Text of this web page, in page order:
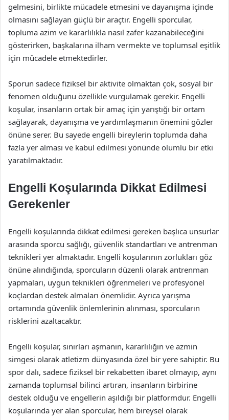
gelmesini, birlikte mücadele etmesini ve dayanışma içinde
olmasını sağlayan güçlü bir araçtır. Engelli sporcular,
topluma azim ve kararlılıkla nasıl zafer kazanabileceğini
gösterirken, başkalarına ilham vermekte ve toplumsal eşitlik
için mücadele etmektedirler.
Sporun sadece fiziksel bir aktivite olmaktan çok, sosyal bir
fenomen olduğunu özellikle vurgulamak gerekir. Engelli
koşular, insanların ortak bir amaç için yarıştığı bir ortam
sağlayarak, dayanışma ve yardımlaşmanın önemini gözler
önüne serer. Bu sayede engelli bireylerin toplumda daha
fazla yer alması ve kabul edilmesi yönünde olumlu bir etki
yaratılmaktadır.
Engelli Koşularında Dikkat Edilmesi
Gerekenler
Engelli koşularında dikkat edilmesi gereken başlıca unsurlar
arasında sporcu sağlığı, güvenlik standartları ve antrenman
teknikleri yer almaktadır. Engelli koşularının zorlukları göz
önüne alındığında, sporcuların düzenli olarak antrenman
yapmaları, uygun teknikleri öğrenmeleri ve profesyonel
koçlardan destek almaları önemlidir. Ayrıca yarışma
ortamında güvenlik önlemlerinin alınması, sporcuların
risklerini azaltacaktır.
Engelli koşular, sınırları aşmanın, kararlılığın ve azmin
simgesi olarak atletizm dünyasında özel bir yere sahiptir. Bu
spor dalı, sadece fiziksel bir rekabetten ibaret olmayıp, aynı
zamanda toplumsal bilinci artıran, insanların birbirine
destek olduğu ve engellerin aşıldığı bir platformdur. Engelli
koşularında yer alan sporcular, hem bireysel olarak